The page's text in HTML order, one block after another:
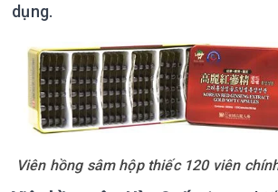
dụng.
Viên hồng sâm hộp thiếc 120 viên